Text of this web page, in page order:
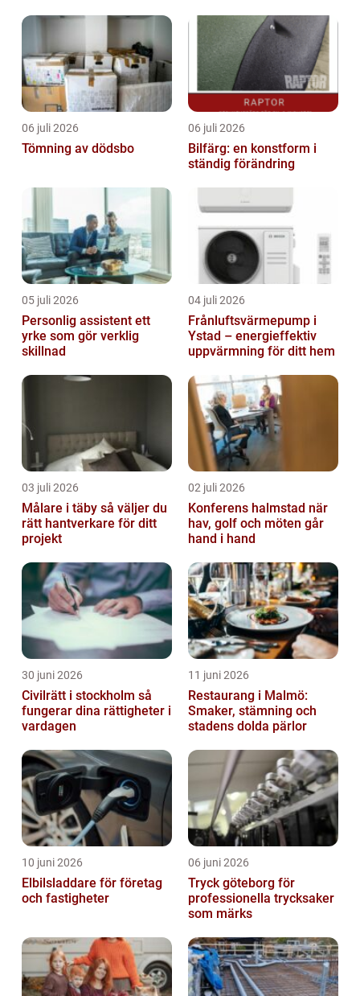
06 juli 2026
Tömning av dödsbo
06 juli 2026
Bilfärg: en konstform i
ständig förändring
05 juli 2026
Personlig assistent ett
yrke som gör verklig
skillnad
04 juli 2026
Frånluftsvärmepump i
Ystad – energieffektiv
uppvärmning för ditt hem
03 juli 2026
Målare i täby så väljer du
rätt hantverkare för ditt
projekt
02 juli 2026
Konferens halmstad när
hav, golf och möten går
hand i hand
30 juni 2026
Civilrätt i stockholm så
fungerar dina rättigheter i
vardagen
11 juni 2026
Restaurang i Malmö:
Smaker, stämning och
stadens dolda pärlor
10 juni 2026
Elbilsladdare för företag
och fastigheter
06 juni 2026
Tryck göteborg för
professionella trycksaker
som märks